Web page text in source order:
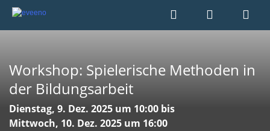
Workshop: Spielerische Methoden in
der Bildungsarbeit
Dienstag, 9. Dez. 2025 um 10:00 bis
Mittwoch, 10. Dez. 2025 um 16:00